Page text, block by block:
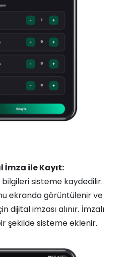
İmza ile Kayıt:
sisteme kaydedilir.
ekranda görüntülenir ve
dijital imzası alınır. İmzalı
şekilde sisteme eklenir.